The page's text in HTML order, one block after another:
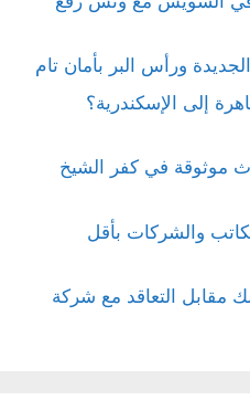
ورأس البر بأمان تام
إلى الإسكندرية؟
موثوقة في كفر الشيخ
والشركات بأقل
مقابل التعاقد مع شركة